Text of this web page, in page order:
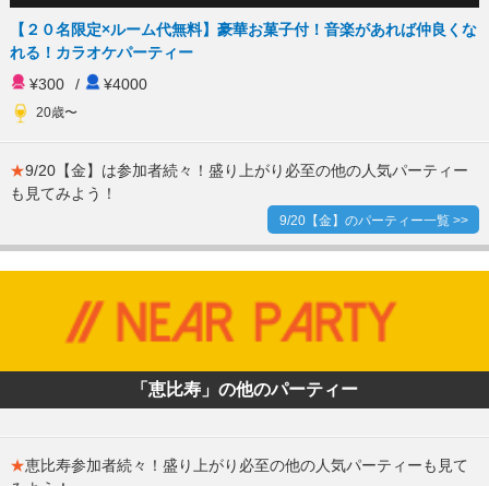
【２０名限定×ルーム代無料】豪華お菓子付！音楽があれば仲良くな
れる！カラオケパーティー
¥300
/ ¥4000
20歳〜
★9/20【金】は参加者続々！盛り上がり必至の他の人気パーティー
も見てみよう！
9/20【金】のパーティー一覧 >>
「恵比寿」の他のパーティー
★恵比寿参加者続々！盛り上がり必至の他の人気パーティーも見て